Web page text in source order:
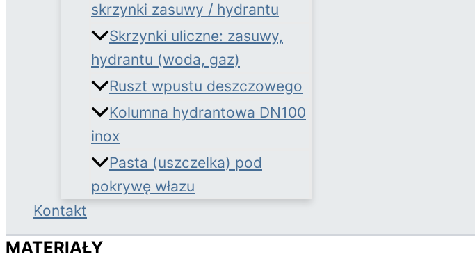
skrzynki zasuwy / hydrantu
Skrzynki uliczne: zasuwy,
hydrantu (woda, gaz)
Ruszt wpustu deszczowego
Kolumna hydrantowa DN100
inox
Pasta (uszczelka) pod
pokrywę włazu
Kontakt
MATERIAŁY